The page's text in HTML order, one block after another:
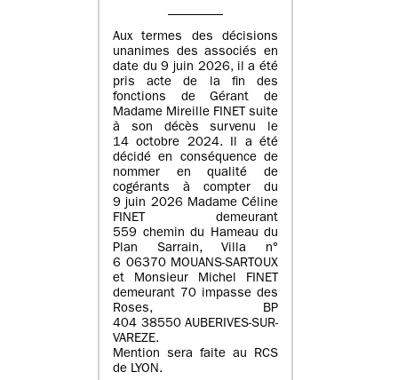
Aux termes des décisions
unanimes des associés en
date du 9 juin 2026, il a été
pris acte de la fin des
fonctions de Gérant de
Madame Mireille FINET suite
à son décès survenu le
14 octobre 2024. Il a été
décidé en conséquence de
nommer en qualité de
cogérants à compter du
9 juin 2026 Madame Céline
FINET demeurant
559 chemin du Hameau du
Plan Sarrain, Villa n°
6 06370 MOUANS-SARTOUX
et Monsieur Michel FINET
demeurant 70 impasse des
Roses, BP
404 38550 AUBERIVES-SUR-
VAREZE.
Mention sera faite au RCS
de LYON.